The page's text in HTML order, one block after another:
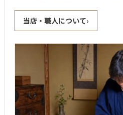
当店・職人について›